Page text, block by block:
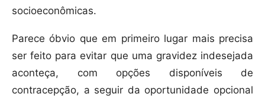
socioeconômicas.
Parece óbvio que em primeiro lugar mais precisa
ser feito para evitar que uma gravidez indesejada
aconteça, com opções disponíveis de
contracepção, a seguir da oportunidade opcional